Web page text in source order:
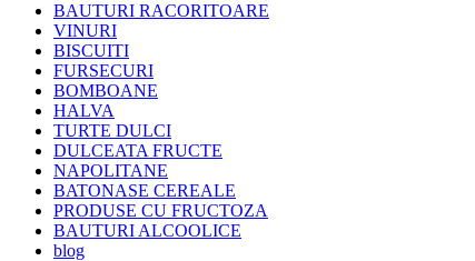
BAUTURI RACORITOARE
VINURI
BISCUITI
FURSECURI
BOMBOANE
HALVA
TURTE DULCI
DULCEATA FRUCTE
NAPOLITANE
BATONASE CEREALE
PRODUSE CU FRUCTOZA
BAUTURI ALCOOLICE
blog